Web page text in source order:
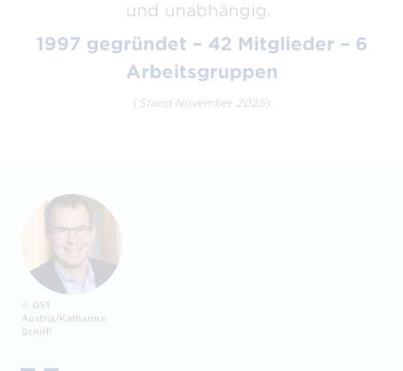
und unabhängig.
1997 gegründet – 42 Mitglieder – 6
Arbeitsgruppen
( Stand November 2025)
© GS1
Austria/Katharina
Schiffl